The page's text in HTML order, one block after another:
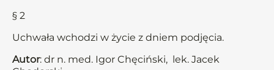
§ 2
Uchwała wchodzi w życie z dniem podjęcia.
Autor: dr n. med. Igor Chęciński, lek. Jacek